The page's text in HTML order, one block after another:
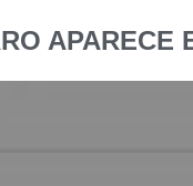
APARECE